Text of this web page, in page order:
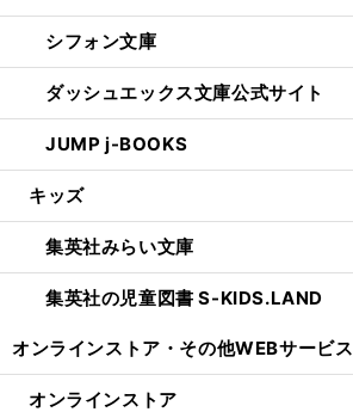
シフォン文庫
ダッシュエックス文庫公式サイト
JUMP j-BOOKS
キッズ
集英社みらい文庫
集英社の児童図書 S-KIDS.LAND
オンラインストア・ その他WEBサービス
オンラインストア